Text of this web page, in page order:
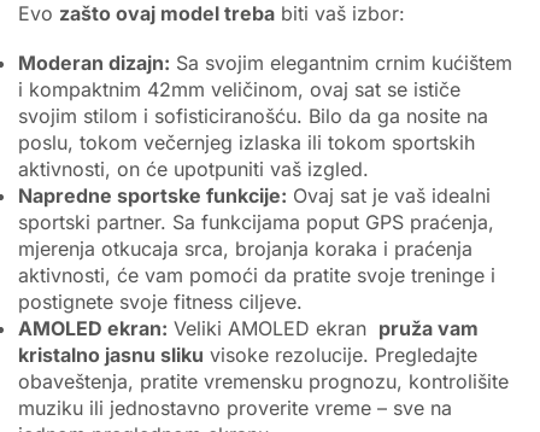
Evo zašto ovaj model treba biti vaš izbor:
Moderan dizajn: Sa svojim elegantnim crnim kućištem
i kompaktnim 42mm veličinom, ovaj sat se ističe
svojim stilom i sofisticiranošću. Bilo da ga nosite na
poslu, tokom večernjeg izlaska ili tokom sportskih
aktivnosti, on će upotpuniti vaš izgled.
Napredne sportske funkcije: Ovaj sat je vaš idealni
sportski partner. Sa funkcijama poput GPS praćenja,
mjerenja otkucaja srca, brojanja koraka i praćenja
aktivnosti, će vam pomoći da pratite svoje treninge i
postignete svoje fitness ciljeve.
AMOLED ekran: Veliki AMOLED ekran pruža vam
kristalno jasnu sliku visoke rezolucije. Pregledajte
obaveštenja, pratite vremensku prognozu, kontrolišite
muziku ili jednostavno proverite vreme – sve na